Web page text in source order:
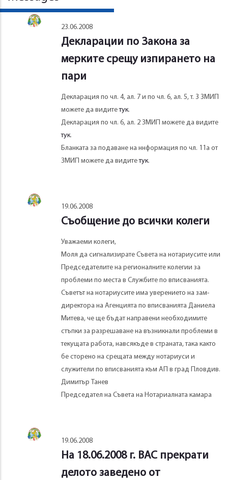
23.06.2008
Декларации по Закона за
мерките срещу изпирането на
пари
Декларация по чл. 4, ал. 7 и по чл. 6, ал. 5, т. 3 ЗМИП
можете да видитетук.
Декларация по чл. 6, ал. 2 ЗМИП можете да видите
тук.
Бланката за подаване на ннформация по чл. 11а от
ЗМИП можете да видитетук.
19.06.2008
Съобщение до всички колеги
Уважаеми колеги,
Моля да сигнализирате Съвета на нотариусите или
Председателите на регионалните колегии за
проблеми по места в Службите по вписванията.
Съветът на нотариусите има уверението на зам-
директора на Агенцията по вписванията Даниела
Митева, че ще бъдат направени необходимите
стъпки за разрешаване на възникнали проблеми в
текущата работа, навсякъде в страната, така както
бе сторено на срещата между нотариуси и
служители по вписванията към АП в град Пловдив.
Димитър Танев
Председател на Съвета на Нотариалната камара
19.06.2008
На 18.06.2008 г. ВАС прекрати
делото заведено от